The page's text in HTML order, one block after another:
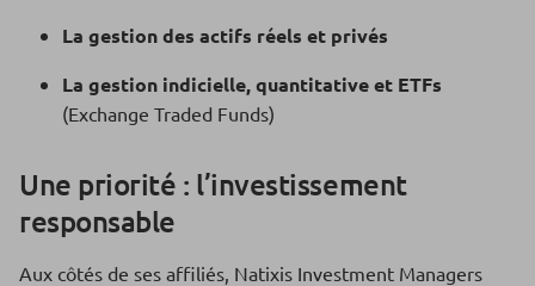
La gestion des actifs réels et privés
La gestion indicielle, quantitative et ETFs
(Exchange Traded Funds)
Une priorité : l’investissement
responsable
Aux côtés de ses affiliés, Natixis Investment Managers